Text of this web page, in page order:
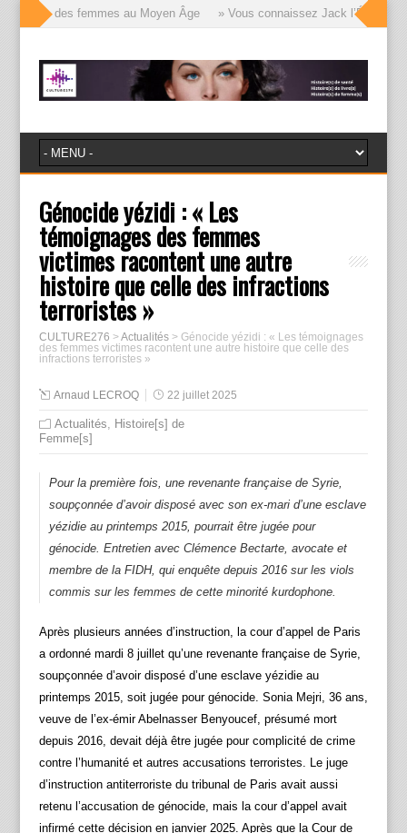
des femmes au Moyen Âge » Vous connaissez Jack
Génocide yézidi : « Les
témoignages des femmes
victimes racontent une autre
histoire que celle des infractions
terroristes »
CULTURE276 >Actualités> Génocide yézidi : « Les témoignages
des femmes victimes racontent une autre histoire que celle des
infractions terroristes »
Arnaud LECROQ 22 juillet 2025
Actualités, Histoire[s] de
Femme[s]
Pour la première fois, une revenante française de Syrie,
soupçonnée d’avoir disposé avec son ex-mari d’une esclave
yézidie au printemps 2015, pourrait être jugée pour
génocide. Entretien avec Clémence Bectarte, avocate et
membre de la FIDH, qui enquête depuis 2016 sur les viols
commis sur les femmes de cette minorité kurdophone.
Après plusieurs années d’instruction, la cour d’appel de Paris
a ordonné mardi 8 juillet qu’une revenante française de Syrie,
soupçonnée d’avoir disposé d’une esclave yézidie au
printemps 2015, soit jugée pour génocide. Sonia Mejri, 36 ans,
veuve de l’ex-émir Abelnasser Benyoucef, présumé mort
depuis 2016, devait déjà être jugée pour complicité de crime
contre l’humanité et autres accusations terroristes. Le juge
d’instruction antiterroriste du tribunal de Paris avait aussi
retenu l’accusation de génocide, mais la cour d’appel avait
infirmé cette décision en janvier 2025. Après que la Cour de